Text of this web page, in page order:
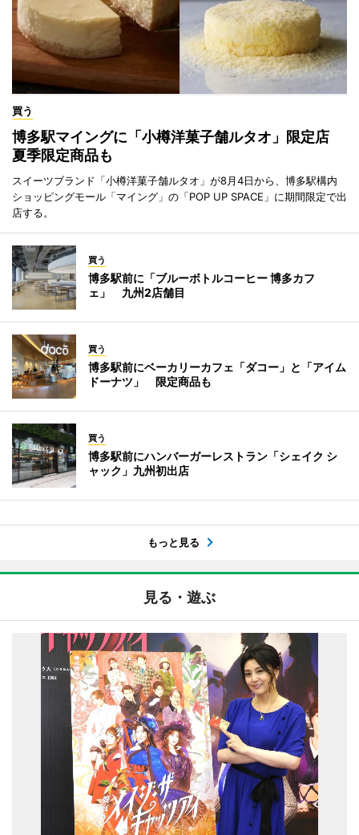
買う
博多駅マイングに「小樽洋菓子舗ルタオ」限定店
夏季限定商品も
スイーツブランド「小樽洋菓子舗ルタオ」が8月4日から、博多駅構内
ショッピングモール「マイング」の「POP UP SPACE」に期間限定で出
店する。
買う
博多駅前に「ブルーボトルコーヒー 博多カフ
ェ」 九州2店舗目
買う
博多駅前にベーカリーカフェ「ダコー」と「アイム
ドーナツ」 限定商品も
買う
博多駅前にハンバーガーレストラン「シェイク シ
ャック」九州初出店
もっと見る
見る・遊ぶ